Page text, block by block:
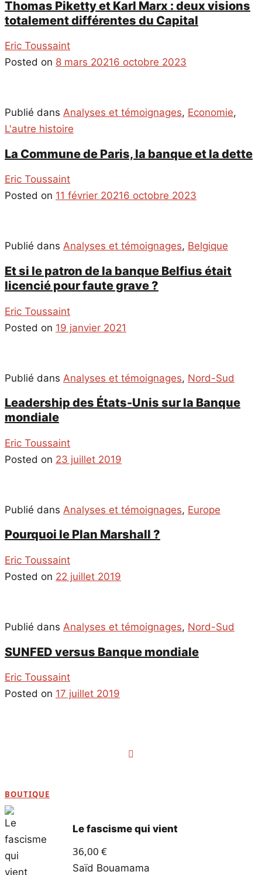
Thomas Piketty et Karl Marx : deux visions
totalement différentes du Capital
Eric Toussaint
Posted on 8 mars 20216 octobre 2023
Publié dans Analyses et témoignages, Economie,
L'autre histoire
La Commune de Paris, la banque et la dette
Eric Toussaint
Posted on 11 février 20216 octobre 2023
Publié dans Analyses et témoignages, Belgique
Et si le patron de la banque Belfius était
licencié pour faute grave ?
Eric Toussaint
Posted on 19 janvier 2021
Publié dans Analyses et témoignages, Nord-Sud
Leadership des États-Unis sur la Banque
mondiale
Eric Toussaint
Posted on 23 juillet 2019
Publié dans Analyses et témoignages, Europe
Pourquoi le Plan Marshall ?
Eric Toussaint
Posted on 22 juillet 2019
Publié dans Analyses et témoignages, Nord-Sud
SUNFED versus Banque mondiale
Eric Toussaint
Posted on 17 juillet 2019
BOUTIQUE
Le fascisme qui vient
36,00 €
Saïd Bouamama